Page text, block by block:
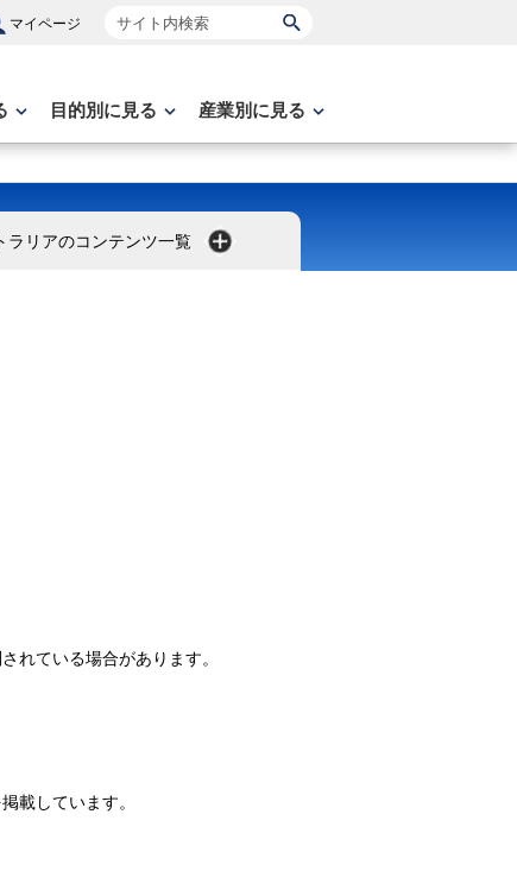
マイページ サイト内検索
目的別に見る 産業別に見る
ラリアのコンテンツ一覧
れている場合があります。
載しています。